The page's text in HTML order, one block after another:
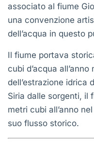
associato al fiume
una convenzione
dell’acqua in questo
Il fiume portava
cubi d’acqua
dell’estrazione idrica
Siria dalle sorgenti, il
metri cubi all’anno
suo flusso storico.